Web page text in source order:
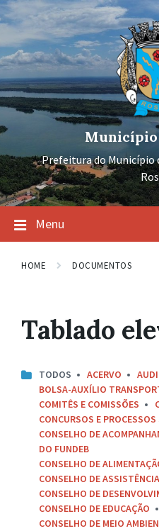
Ir
para
conteúdo
Pular
para
navegação
principal
Pular
para
rodapé
Município
Prefeitura do Município
Menu
HOME DOCUMENTOS
Tablado
TODOS ACERVO
BOLSA-AUXÍLIO
COMITÊS E COMISSÕES
CONCURSOS E
CONSELHO DE
DO FUNDEB
CONSELHO DE
CONSELHO DE
CONSELHO DE
CONSELHO DE EDUCAÇÃO
CONSELHO DE MEIO